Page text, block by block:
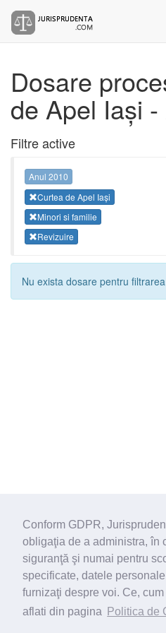
Conform GDPR,
obligaţia de a administra, în
siguranţă şi numai pentru
specificate, datele
furnizaţi despre voi. Ce,
aflati din pagina
Politica de
Dosare
de Apel Iași
Filtre active
Anul 2010
Curtea de Apel Iași
Minori si familie
Revizuire
Nu exista dosare pentru